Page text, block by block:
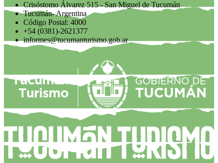
Crisóstomo Álvarez 515 - San Miguel de Tucumán
Tucumán- Argentina
Código Postal: 4000
+54 (0381)-2621377
informes@tucumanturismo.gob.ar